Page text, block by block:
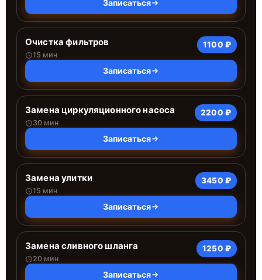
Записаться
Очистка фильтров
15 мин
1100 ₽
Записаться
Замена циркуляционного насоса
30 мин
2200 ₽
Записаться
Замена улитки
15 мин
3450 ₽
Записаться
Замена сливного шланга
20 мин
1250 ₽
Записаться